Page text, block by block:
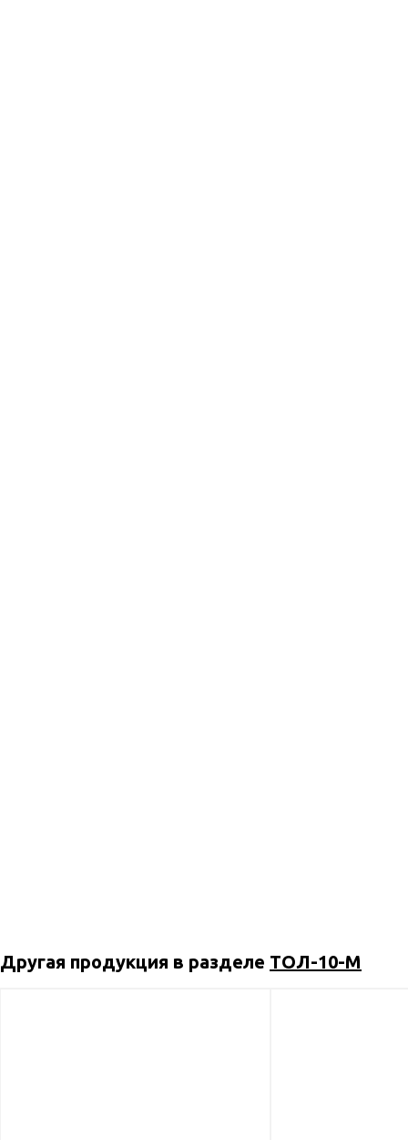
Другая продукция в разделе ТОЛ-10-М